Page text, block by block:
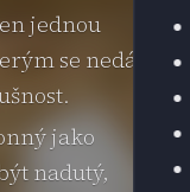
jednou
se nedá
jako
nadutý,